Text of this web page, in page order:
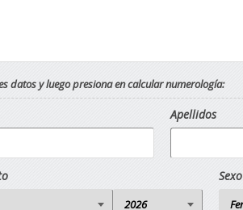
datos y luego presiona en calcular numerología:
Apellidos
Sexo